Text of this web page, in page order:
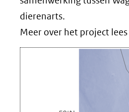
dierenarts.
Meer over het project